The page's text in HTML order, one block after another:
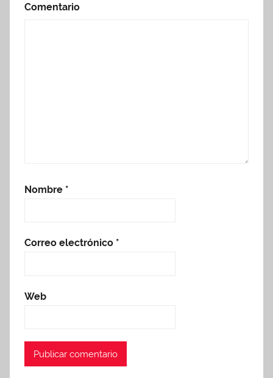
Comentario
Nombre *
Correo electrónico *
Web